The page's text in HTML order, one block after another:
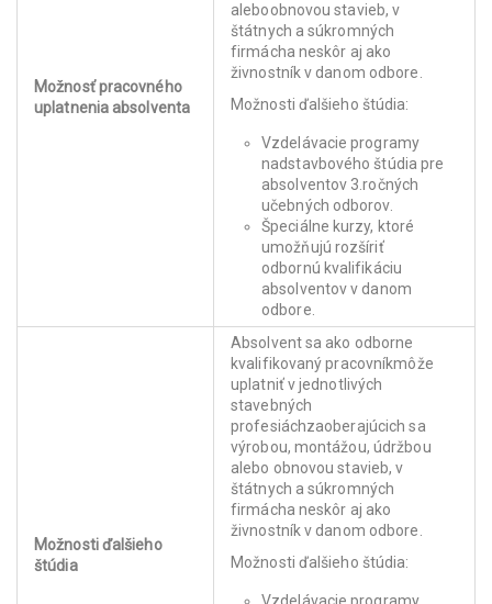
Možnosť pracovného
uplatnenia absolventa
aleboobnovou stavieb, v
štátnych a súkromných
firmácha neskôr aj ako
živnostník v danom odbore.
Možnosti ďalšieho štúdia:
Vzdelávacie programy
nadstavbového štúdia pre
absolventov 3.ročných
učebných odborov.
Špeciálne kurzy, ktoré
umožňujú rozšíriť
odbornú kvalifikáciu
absolventov v danom
odbore.
Možnosti ďalšieho
štúdia
Absolvent sa ako odborne
kvalifikovaný pracovníkmôže
uplatniť v jednotlivých
stavebných
profesiáchzaoberajúcich sa
výrobou, montážou, údržbou
alebo obnovou stavieb, v
štátnych a súkromných
firmácha neskôr aj ako
živnostník v danom odbore.
Možnosti ďalšieho štúdia: